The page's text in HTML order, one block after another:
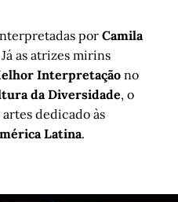
por Camila
Já as atrizes mirins
Interpretação no
da Diversidade, o
dedicado às
Latina.